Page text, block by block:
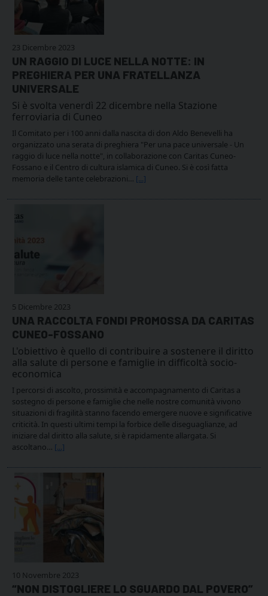
23 Dicembre 2023
UN RAGGIO DI LUCE NELLA NOTTE: IN
PREGHIERA PER UNA FRATELLANZA
UNIVERSALE
Si è svolta venerdì 22 dicembre nella Stazione
ferroviaria di Cuneo
Il Comitato per i 100 anni dalla nascita di don Aldo Benevelli ha
organizzato una serata di preghiera "Per una pace universale - Un
raggio di luce nella notte", in collaborazione con Caritas Cuneo-
Fossano e il Centro di cultura islamica di Cuneo. Si è così fatta
memoria delle tante celebrazioni… [...]
5 Dicembre 2023
UNA RACCOLTA FONDI PROMOSSA DA CARITAS
CUNEO-FOSSANO
L'obiettivo è quello di contribuire a sostenere il diritto
alla salute di persone e famiglie in difficoltà socio-
economica
I percorsi di ascolto, prossimità e accompagnamento di Caritas a
sostegno di persone e famiglie che nelle nostre comunità vivono
situazioni di fragilità stanno facendo emergere nuove e significative
criticità. In questi ultimi tempi la forbice delle diseguaglianze, ad
iniziare dal diritto alla salute, si è rapidamente allargata. Si
ascoltano… [...]
10 Novembre 2023
“NON DISTOGLIERE LO SGUARDO DAL POVERO”